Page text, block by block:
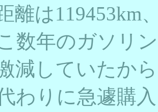
離は119453km
数年のガソリ
減していたか
わりに急遽購